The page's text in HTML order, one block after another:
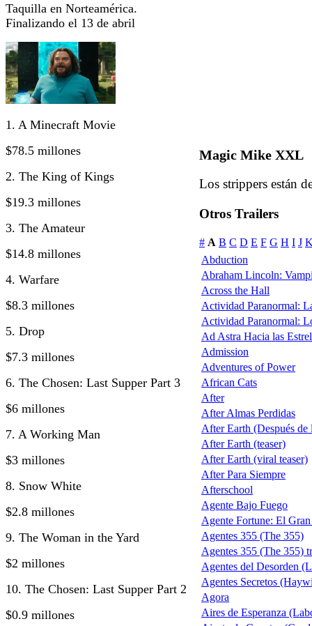
Taquilla en Norteamérica.
Finalizando el 13 de abril
1. A Minecraft Movie
$78.5 millones
2. The King of Kings
$19.3 millones
3. The Amateur
$14.8 millones
4. Warfare
$8.3 millones
5. Drop
$7.3 millones
6. The Chosen: Last Supper Part 3
$6 millones
7. A Working Man
$3 millones
8. Snow White
$2.8 millones
9. The Woman in the Yard
$2 millones
10. The Chosen: Last Supper Part 2
$0.9 millones
Magic Mike XXL
Los strippers están
Otros Trailers
# A B C D E F G H I J
Abduction
Abraham Lincoln:
Across the Hall
Actividad Paranormal:
Actividad Paranormal:
Ad Astra Hacia las
Admission
Adventures of Power
African Cats
After
After Almas Perdidas
After Earth (Después de
After Earth (teaser)
After Earth (viral teaser)
After Para Siempre
Afterschool
Agente Bajo Fuego
Agente Fortune: El
Agentes 355 (The 355)
Agentes 355 (The 355)
Agentes del Desorden
Agentes Secretos
Agora
Aires de Esperanza